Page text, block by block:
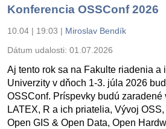
Konferencia OSSConf 2026
10.04 | 19:03 | Miroslav Bendík
Dátum udalosti: 01.07.2026
Aj tento rok sa na Fakulte riadenia a
Univerzity v dňoch 1-3. júla 2026
OSSConf. Príspevky budú zaradené
LATEX, R a ich priatelia, Vývoj
Open GIS & Open Data, Open